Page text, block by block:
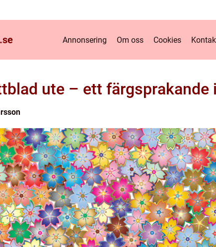
se Annonsering Om oss Cookies
ute – ett färgsprakande